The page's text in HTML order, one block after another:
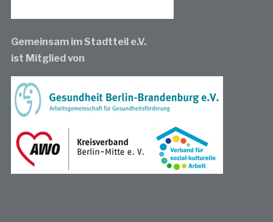
Gemeinsam im Stadtteil e.V.
ist Mitglied von